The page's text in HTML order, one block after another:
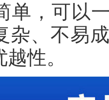
，可以
杂、不易
性。